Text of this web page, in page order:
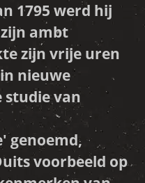
1795 werd hij
ambt
zijn vrije uren
nieuwe
studie van
genoemd,
voorbeeld op